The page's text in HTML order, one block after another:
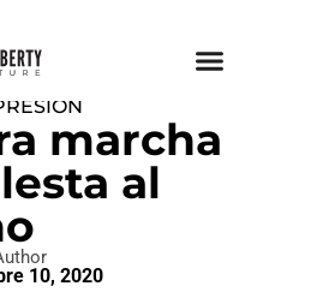
marcha
al
10, 2020